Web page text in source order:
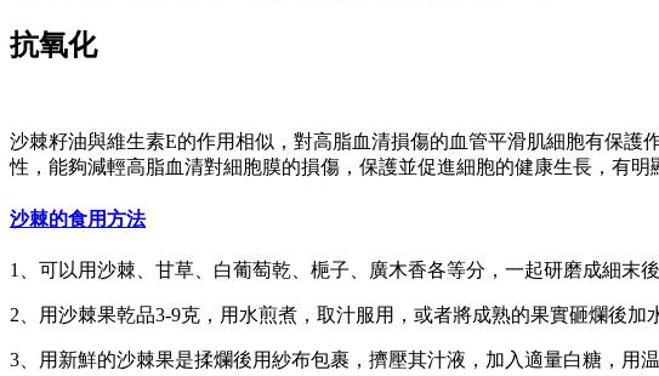
抗氧化
沙棘籽油與維生素E的作用相似，對高脂血清損傷的血管平滑肌細胞有保
性，能夠減輕高脂血清對細胞膜的損傷，保護並促進細胞的健康生長，有明
沙棘的食用方法
1、可以用沙棘、甘草、白葡萄乾、梔子、廣木香各等分，一起研磨成細末
2、用沙棘果乾品3-9克，用水煎煮，取汁服用，或者將成熟的果實砸爛後加
3、用新鮮的沙棘果是揉爛後用紗布包裹，擠壓其汁液，加入適量白糖，用